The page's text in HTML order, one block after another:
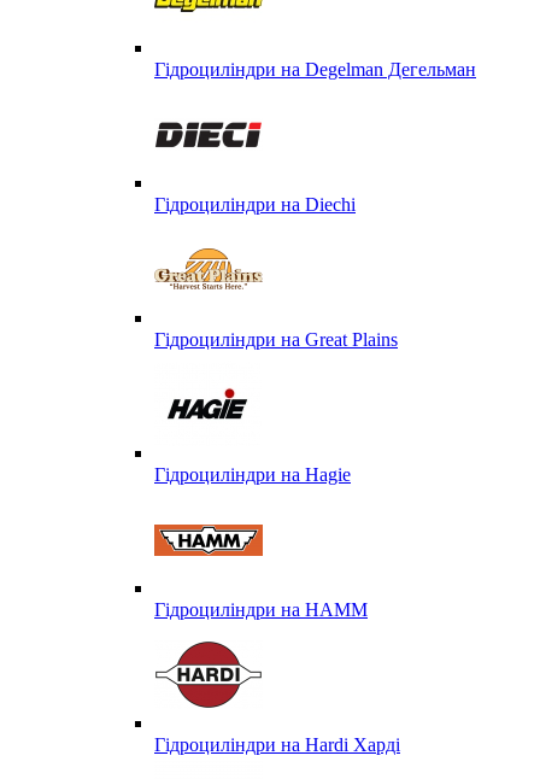
Гідроциліндри на Degelman Дегельман
Гідроциліндри на Diechi
Гідроциліндри на Great Plains
Гідроциліндри на Hagie
Гідроциліндри на HAMM
Гідроциліндри на Hardi Харді